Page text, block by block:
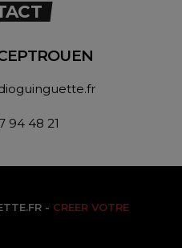
94 48 21
- CREER VOTRE